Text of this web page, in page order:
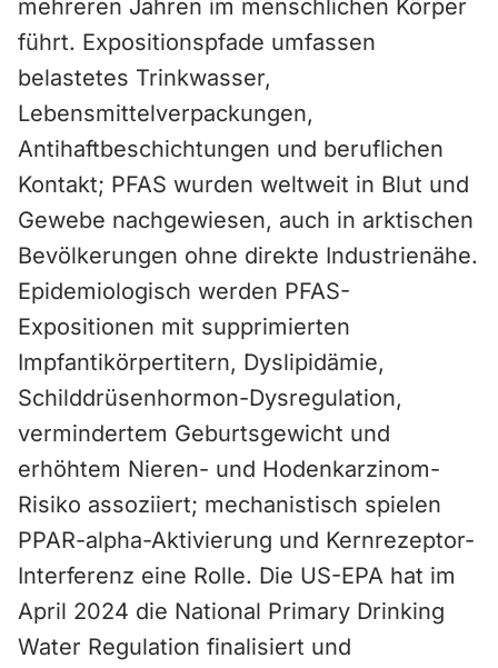
mehreren Jahren im menschlichen Körper
führt. Expositionspfade umfassen
belastetes Trinkwasser,
Lebensmittelverpackungen,
Antihaftbeschichtungen und beruflichen
Kontakt; PFAS wurden weltweit in Blut und
Gewebe nachgewiesen, auch in arktischen
Bevölkerungen ohne direkte Industrienähe.
Epidemiologisch werden PFAS-
Expositionen mit supprimierten
Impfantikörpertitern, Dyslipidämie,
Schilddrüsenhormon-Dysregulation,
vermindertem Geburtsgewicht und
erhöhtem Nieren- und Hodenkarzinom-
Risiko assoziiert; mechanistisch spielen
PPAR-alpha-Aktivierung und Kernrezeptor-
Interferenz eine Rolle. Die US-EPA hat im
April 2024 die National Primary Drinking
Water Regulation finalisiert und